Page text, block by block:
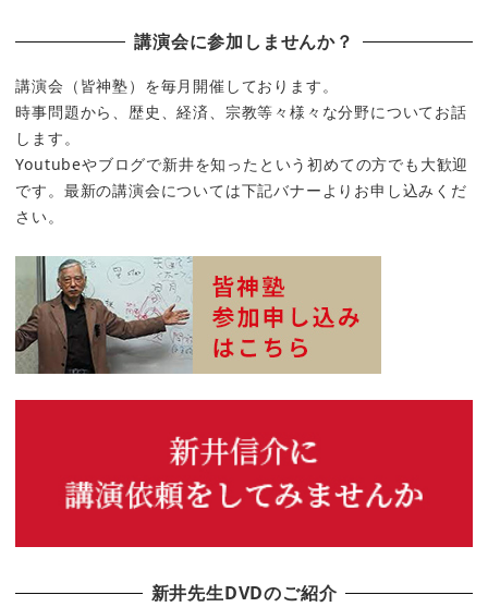
講演会に参加しませんか？
講演会（皆神塾）を毎月開催しております。
時事問題から、歴史、経済、宗教等々様々な分野についてお話
します。
Youtubeやブログで新井を知ったという初めての方でも大歓迎
です。最新の講演会については下記バナーよりお申し込みくだ
さい。
新井先生DVDのご紹介